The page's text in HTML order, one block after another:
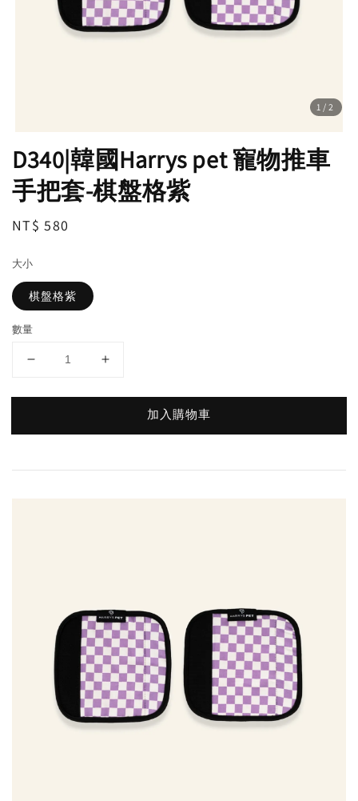
1 /2
D340|韓國Harrys pet 寵物推車
手把套-棋盤格紫
Regular
NT$ 580
大小
棋盤格紫
數量
加入購物車